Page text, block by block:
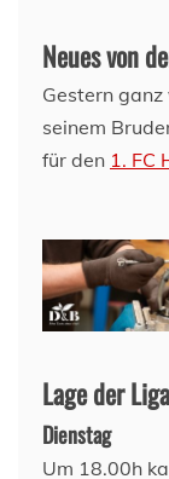
Neues von
Gestern ganz
seinem
für den 1. FC
Lage der Liga
Dienstag
Um 18.00h